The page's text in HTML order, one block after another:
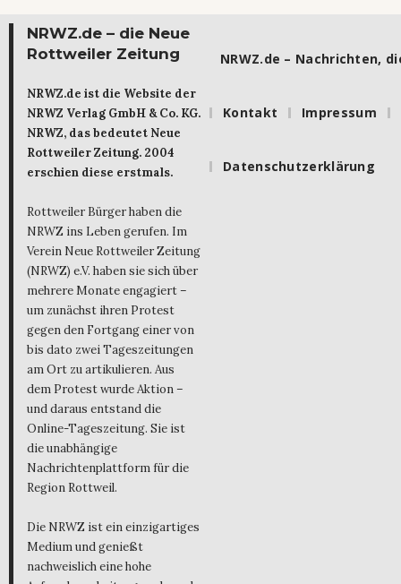
NRWZ.de – die Neue
Rottweiler Zeitung
NRWZ.de ist die Website der
NRWZ Verlag GmbH & Co. KG.
NRWZ, das bedeutet Neue
Rottweiler Zeitung. 2004
erschien diese erstmals.
Rottweiler Bürger haben die
NRWZ ins Leben gerufen. Im
Verein Neue Rottweiler Zeitung
(NRWZ) e.V. haben sie sich über
mehrere Monate engagiert –
um zunächst ihren Protest
gegen den Fortgang einer von
bis dato zwei Tageszeitungen
am Ort zu artikulieren. Aus
dem Protest wurde Aktion –
und daraus entstand die
Online-Tageszeitung. Sie ist
die unabhängige
Nachrichtenplattform für die
Region Rottweil.
Die NRWZ ist ein einzigartiges
Medium und genießt
nachweislich eine hohe
NRWZ.de – Nachrichten,
Kontakt Impressum
Datenschutzerklärung